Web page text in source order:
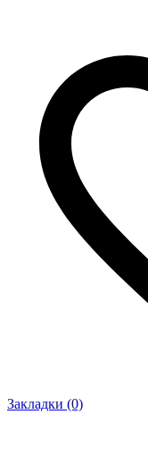
Закладки (0)